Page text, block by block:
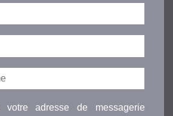
votre adresse de messagerie